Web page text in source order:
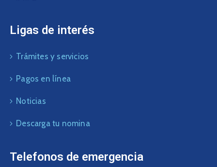
Ligas de interés
Trámites y servicios
Pagos en línea
Noticias
Descarga tu nomina
Telefonos de emergencia